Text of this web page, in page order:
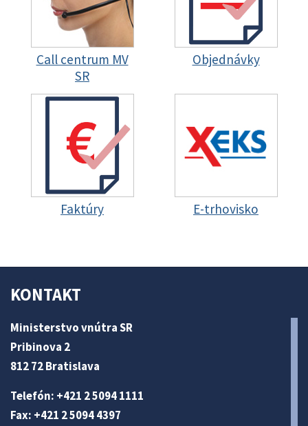
Call centrum MV
SR
Objednávky
Faktúry E-trhovisko
KONTAKT
Ministerstvo vnútra SR
Pribinova 2
812 72 Bratislava
Telefón: +421 2 5094 1111
Fax: +421 2 5094 4397